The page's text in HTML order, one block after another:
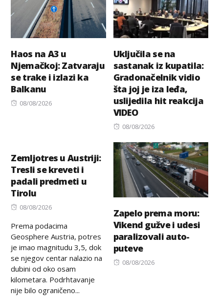
Haos na A3 u
Njemačkoj: Zatvaraju
se trake i izlazi ka
Balkanu
Posted
08/08/2026
Uključila se na
sastanak iz kupatila:
Gradonačelnik vidio
šta joj je iza leđa,
uslijedila hit reakcija
VIDEO
Posted
08/08/2026
Zemljotres u Austriji:
Tresli se kreveti i
padali predmeti u
Tirolu
Posted
08/08/2026
Prema podacima
Geosphere Austria, potres
je imao magnitudu 3,5, dok
se njegov centar nalazio na
dubini od oko osam
kilometara. Podrhtavanje
nije bilo ograničeno...
Zapelo prema moru:
Vikend gužve i udesi
paralizovali auto-
puteve
Posted
08/08/2026